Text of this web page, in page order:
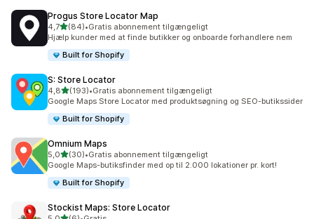
Progus Store Locator Map
4,7ud af 5 stjerner
(84)
84 anmeldelser i alt
•Gratis abonnement tilgængeligt
Hjælp kunder med at finde butikker og onboarde forhandlere nem
Built for Shopify
S: Store Locator
4,8ud af 5 stjerner
(193)
193 anmeldelser i alt
•Gratis abonnement tilgængeligt
Google Maps Store Locator med produktsøgning og SEO-butikssider
Built for Shopify
Omnium Maps
5,0ud af 5 stjerner
(30)
30 anmeldelser i alt
•Gratis abonnement tilgængeligt
Google Maps-butiksfinder med op til 2.000 lokationer pr. kort!
Built for Shopify
Stockist Maps: Store Locator